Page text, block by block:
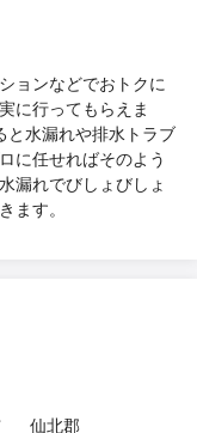
ョンなどでおトクに
に行ってもらえま
と水漏れや排水トラブ
に任せればそのよう
漏れでびしょびしょ
ます。
仙北郡